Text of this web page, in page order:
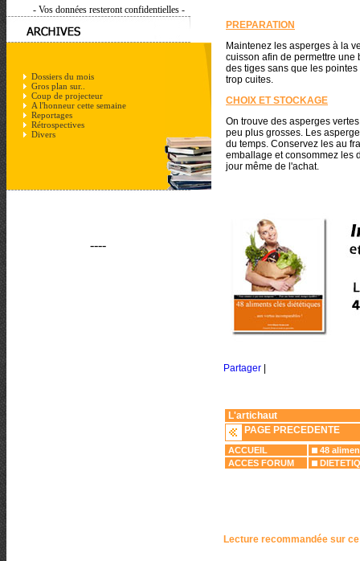
- Vos données resteront confidentielles -
Dossiers du mois
Gros plan sur..
Coup de projecteur
A l'honneur cette semaine
Reportages
Rétrospectives
Divers
----
PREPARATION
Maintenez les asperges à la
cuisson afin de permettre une
des tiges sans que les
trop cuites.
CHOIX ET STOCKAGE
On trouve des asperges
peu plus grosses. Les
du temps. Conservez les au
emballage et consommez les
jour même de l'achat.
Partager
L'artichaut
PAGE PRECEDENTE
ACCUEIL
48
ACCES FORUM
Lecture recommandée sur